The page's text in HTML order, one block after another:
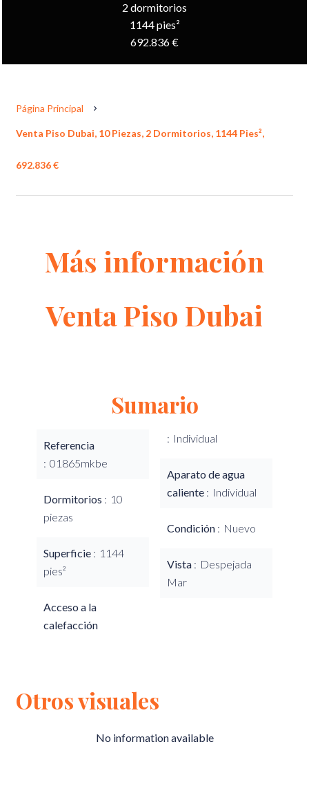
2 dormitorios
1144 pies²
692.836 €
Página Principal
Venta Piso Dubai, 10 Piezas, 2 Dormitorios, 1144 Pies²,
692.836 €
Más información
Venta Piso Dubai
Sumario
Referencia
01865mkbe
Dormitorios
10
piezas
Superficie
1144
pies²
Acceso a la
calefacción
Individual
Aparato de agua
caliente
Individual
Condición Nuevo
Vista
Despejada
Mar
Otros visuales
No information available